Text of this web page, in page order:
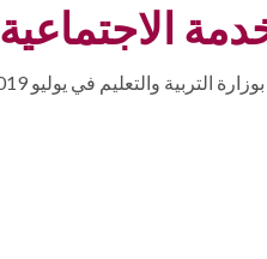
الاجتماعية